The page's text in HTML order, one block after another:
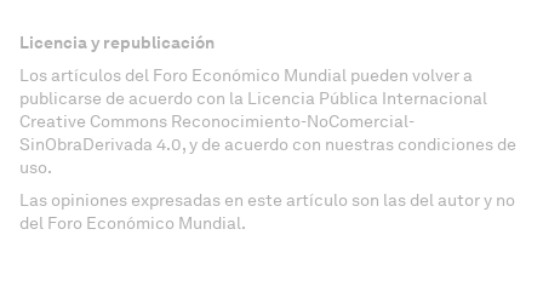
Licencia y republicación
Los artículos del Foro Económico Mundial pueden volver a
publicarse de acuerdo con la Licencia Pública Internacional
Creative Commons Reconocimiento-NoComercial-
SinObraDerivada 4.0, y de acuerdo con nuestras condiciones de
uso.
Las opiniones expresadas en este artículo son las del autor y no
del Foro Económico Mundial.